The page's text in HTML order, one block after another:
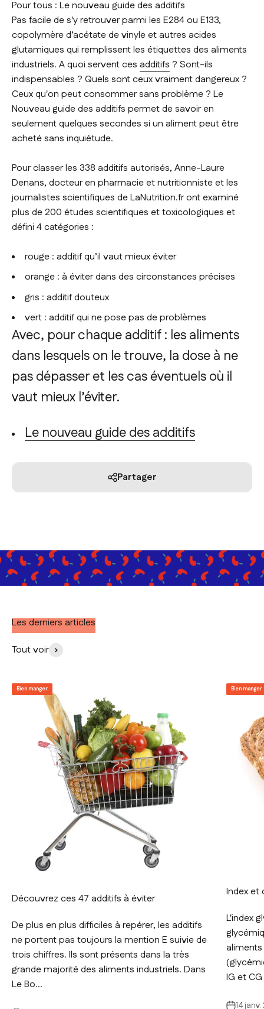
Pour tous : Le nouveau guide des additifs
Pas facile de s'y retrouver parmi les E284 ou E133,
copolymère d’acétate de vinyle et autres acides
glutamiques qui remplissent les étiquettes des aliments
industriels. A quoi servent ces additifs ? Sont-ils
indispensables ? Quels sont ceux vraiment dangereux ?
Ceux qu'on peut consommer sans problème ? Le
Nouveau guide des additifs permet de savoir en
seulement quelques secondes si un aliment peut être
acheté sans inquiétude.
Pour classer les 338 additifs autorisés, Anne-Laure
Denans, docteur en pharmacie et nutritionniste et les
journalistes scientifiques de LaNutrition.fr ont examiné
plus de 200 études scientifiques et toxicologiques et
défini 4 catégories :
rouge : additif qu’il vaut mieux éviter
orange : à éviter dans des circonstances précises
gris : additif douteux
vert : additif qui ne pose pas de problèmes
Avec, pour chaque additif : les aliments
dans lesquels on le trouve, la dose à ne
pas dépasser et les cas éventuels où il
vaut mieux l’éviter.
Le nouveau guide des additifs
Partager
Les derniers articles
Tout voir
Bien manger
Découvrez ces 47 additifs à éviter
De plus en plus difficiles à repérer, les additifs
ne portent pas toujours la mention E suivie de
trois chiffres. Ils sont présents dans la très
grande majorité des aliments industriels. Dans
Le Bo...
Bien manger
Index et
L'index
IG et
14